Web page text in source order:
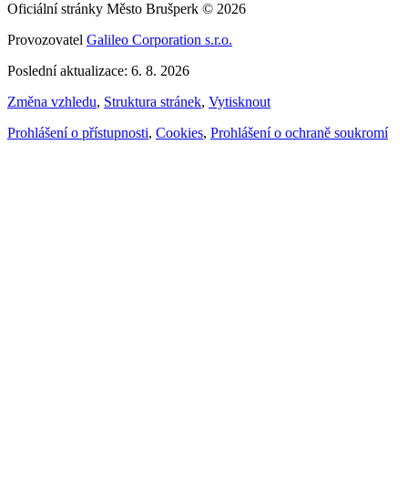
Oficiální stránky Město Brušperk © 2026
Provozovatel Galileo Corporation s.r.o.
Poslední aktualizace: 6. 8. 2026
Změna vzhledu, Struktura stránek, Vytisknout
Prohlášení o přístupnosti, Cookies, Prohlášení o ochraně soukromí